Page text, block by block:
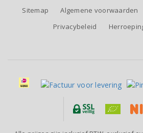
Sitemap
Algemene voorwaarden
Privacybeleid